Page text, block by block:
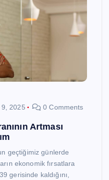
9, 2025 0 Comments
Artması
geçtiğimiz günlerde
ekonomik fırsatlara
gerisinde kaldığını,